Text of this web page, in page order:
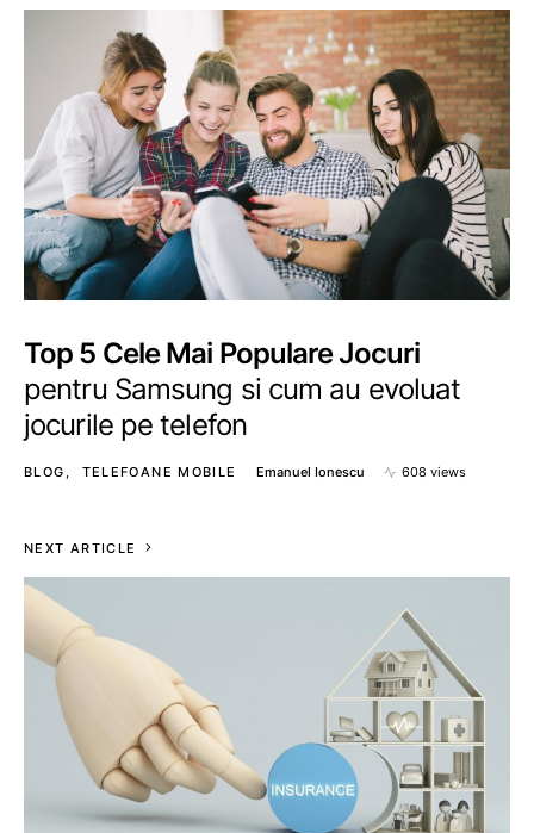
Top 5 Cele Mai Populare Jocuri
pentru Samsung si cum au evoluat
jocurile pe telefon
BLOG TELEFOANE MOBILE Emanuel Ionescu 608 views
NEXT ARTICLE